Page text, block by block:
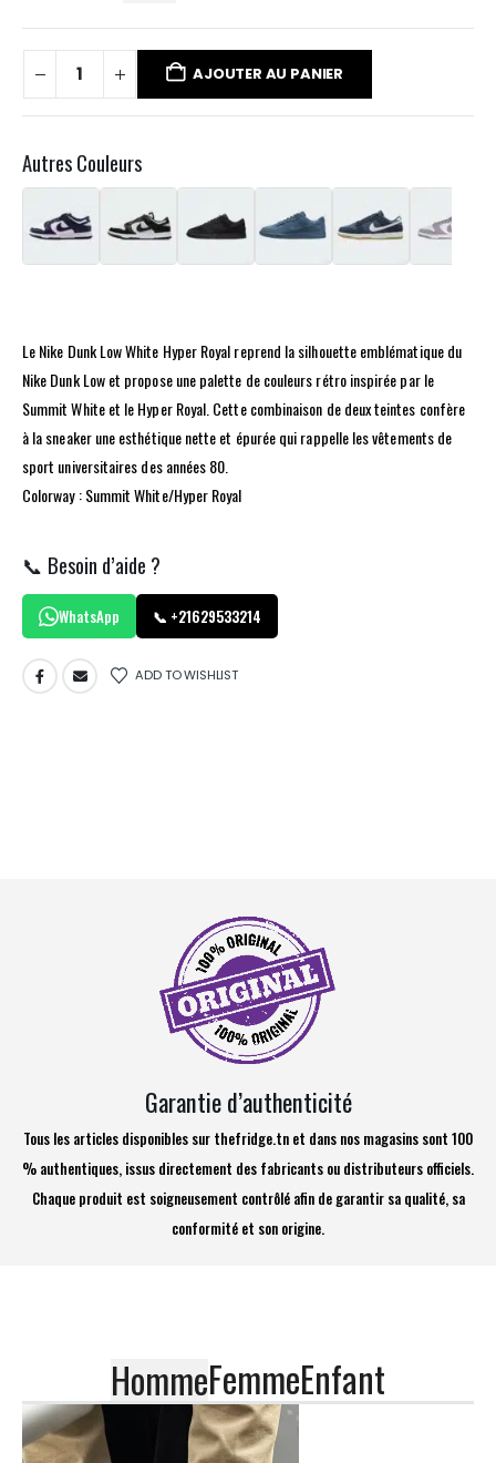
AJOUTER AU PANIER
Autres Couleurs
Le Nike Dunk Low White Hyper Royal reprend la silhouette emblématique du
Nike Dunk Low et propose une palette de couleurs rétro inspirée par le
Summit White et le Hyper Royal. Cette combinaison de deux teintes confère
à la sneaker une esthétique nette et épurée qui rappelle les vêtements de
sport universitaires des années 80.
Colorway : Summit White/Hyper Royal
📞 Besoin d’aide ?
WhatsApp 📞 +21629533214
ADD TO WISHLIST
Garantie d’authenticité
Tous les articles disponibles sur thefridge.tn et dans nos magasins sont 100
% authentiques, issus directement des fabricants ou distributeurs officiels.
Chaque produit est soigneusement contrôlé afin de garantir sa qualité, sa
conformité et son origine.
HommeFemmeEnfant